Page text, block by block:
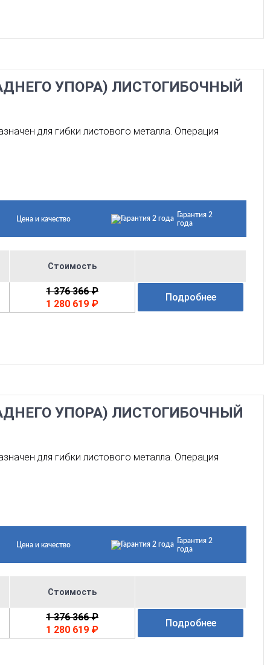
УПОРА) ЛИСТОГИБОЧНЫЙ
для гибки листового металла. Операция
Цена и качество
Гарантия 2
года
Стоимость
1 376 366 ₽
1 280 619 ₽
Подробнее
УПОРА) ЛИСТОГИБОЧНЫЙ
для гибки листового металла. Операция
Цена и качество
Гарантия 2
года
Стоимость
1 376 366 ₽
1 280 619 ₽
Подробнее